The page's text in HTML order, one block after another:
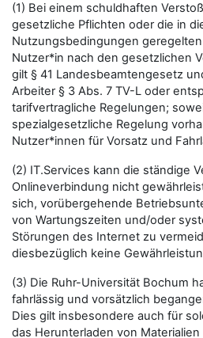
(1) Bei einem schuldhaften
gesetzliche Pflichten oder die in
Nutzungsbedingungen
Nutzer*in nach den gesetzlichen
gilt § 41 Landesbeamtengesetz
Arbeiter § 3 Abs. 7 TV-L oder
tarifvertragliche Regelungen;
spezialgesetzliche Regelung
Nutzer*innen für Vorsatz und
(2) IT.Services kann die ständige
Onlineverbindung nicht
sich, vorübergehende
von Wartungszeiten und/oder
Störungen des Internet zu
diesbezüglich keine
(3) Die Ruhr-Universität Bochum
fahrlässig und vorsätzlich
Dies gilt insbesondere auch für
das Herunterladen von